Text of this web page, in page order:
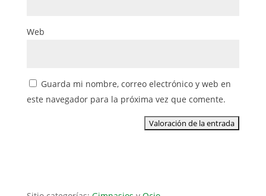
Web
Guarda mi nombre, correo electrónico y web en
este navegador para la próxima vez que comente.